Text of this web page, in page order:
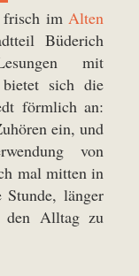
frisch im Alten
Büderich
mit
sich die
förmlich an:
ein, und
von
mal mitten in
länger
den Alltag zu